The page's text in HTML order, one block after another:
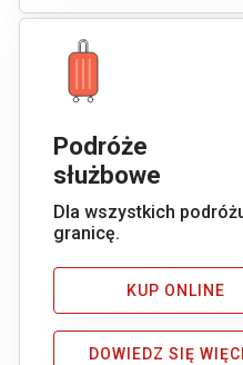
Podróże
służbowe
Dla wszystkich
granicę.
KUP ONLINE
DOWIEDZ SIĘ